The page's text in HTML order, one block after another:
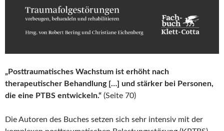
„Posttraumatisches Wachstum ist erhöht nach
therapeutischer Behandlung […] und stärker bei Personen,
die eine PTBS entwickeln.“ (Seite 70)
Die Autoren des Buches setzen sich sehr intensiv mit der